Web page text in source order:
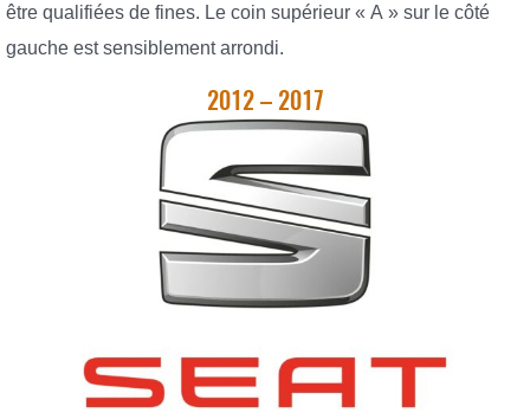
être qualifiées de fines. Le coin supérieur « A » sur le côté
gauche est sensiblement arrondi.
2012 – 2017